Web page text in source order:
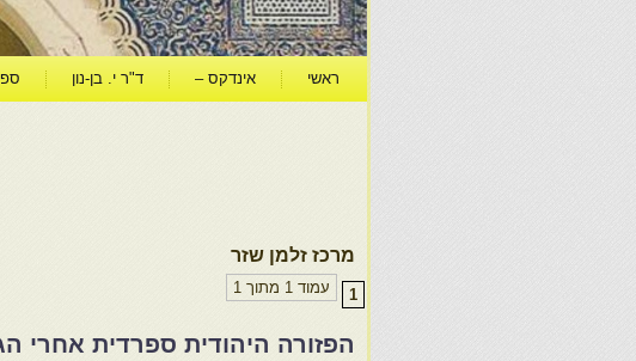
ראשי אינדקס – ד"ר י. בן-נון
מרכז זלמן שזר
עמוד 1 מתוך 1 1
הפזורה היהודית ספרדית אחרי